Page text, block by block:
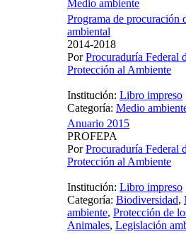
Medio ambiente
Programa de procuración
ambiental
2014-2018
PorProcuraduría Federal
Protección al Ambiente
Institución: Libro impreso
Categoría: Medio
Anuario 2015
PROFEPA
PorProcuraduría Federal
Protección al Ambiente
Institución: Libro impreso
Categoría: Biodiversidad,
ambiente, Protección de
Animales, Legislación